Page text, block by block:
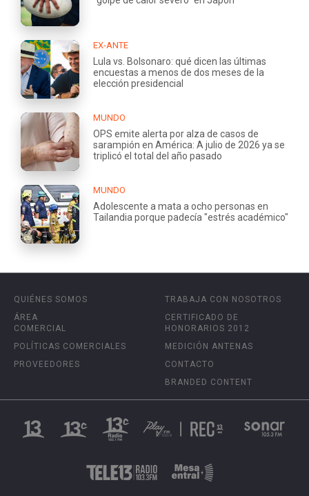
EX-ANTE
Lula vs. Bolsonaro: qué dicen las últimas
encuestas a menos de dos meses de la
elección presidencial
MUNDO
OPS emite alerta por alza de casos de
sarampión en América: A julio de 2026 ya se
triplicó el total del año pasado
MUNDO
Adolescente a mata a ocho personas en
Tailandia porque padecía "estrés académico"
QUIÉNES SOMOS
ÁREA
COMERCIAL
POLÍTICAS COMERCIALES
PROVEEDORES
TRABAJA CON NOSOTROS
CERTIFICADO DE
HONORARIOS 2012
MEDICIÓN ANTENAS
CONTACTO
BRANDED CONTENT